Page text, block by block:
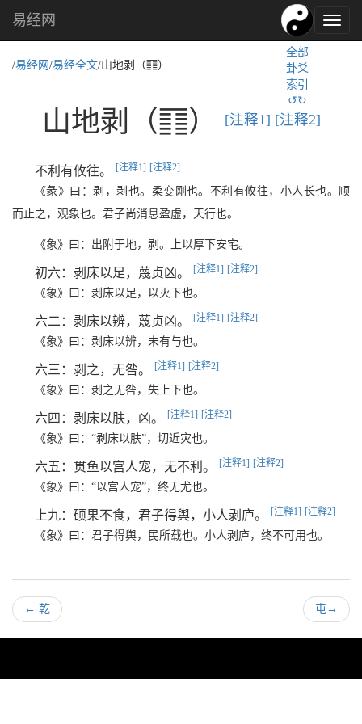
易
经
易经网
全部
卦爻
索引
↺↻
/易经网 /易经全文/山地剥（c）
山地剥（c） [注释1] [注释2]
不利有攸往。 [注释1] [注释2]
《彖》曰：剥，剥也。柔变刚也。不利有攸往，小人长也。顺
而止之，观象也。君子尚消息盈虚，天行也。
《象》曰：出附于地，剥。上以厚下安宅。
初六：剥床以足，蔑贞凶。 [注释1] [注释2]
《象》曰：剥床以足，以灭下也。
六二：剥床以辨，蔑贞凶。 [注释1] [注释2]
《象》曰：剥床以辨，未有与也。
六三：剥之，无咎。 [注释1] [注释2]
《象》曰：剥之无咎，失上下也。
六四：剥床以肤，凶。 [注释1] [注释2]
《象》曰：“剥床以肤”，切近灾也。
六五：贯鱼以宫人宠，无不利。 [注释1] [注释2]
《象》曰：“以宫人宠”，终无尤也。
上九：硕果不食，君子得舆，小人剥庐。 [注释1] [注释2]
《象》曰：君子得舆，民所载也。小人剥庐，终不可用也。
← 乾 屯→